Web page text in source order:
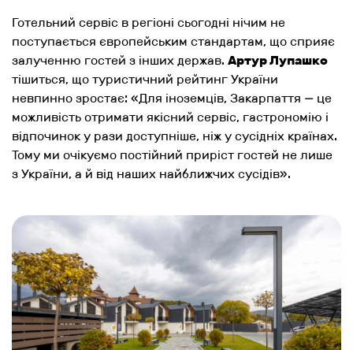
Готельний сервіс в регіоні сьогодні нічим не
поступається європейським стандартам, що сприяє
залученню гостей з інших держав. Артур Лупашко
тішиться, що туристичний рейтинг України
невпинно зростає: «Для іноземців, Закарпаття — це
можливість отримати якісний сервіс, гастрономію і
відпочинок у рази доступніше, ніж у сусідніх країнах.
Тому ми очікуємо постійний приріст гостей не лише
з України, а й від наших найближчих сусідів».